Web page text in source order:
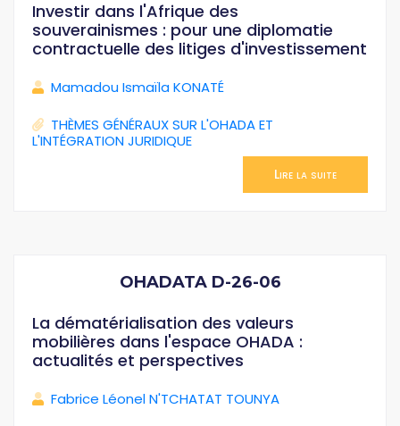
Investir dans l'Afrique des
souverainismes : pour une diplomatie
contractuelle des litiges d'investissement
Mamadou Ismaïla KONATÉ
THÈMES GÉNÉRAUX SUR L'OHADA ET
L'INTÉGRATION JURIDIQUE
Lire la suite
OHADATA D-26-06
La dématérialisation des valeurs
mobilières dans l'espace OHADA :
actualités et perspectives
Fabrice Léonel N'TCHATAT TOUNYA